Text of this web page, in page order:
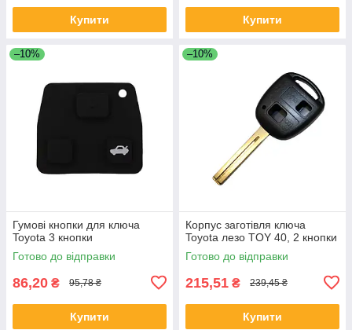
Купити Купити
–10%
Гумові кнопки для ключа
Toyota 3 кнопки
Готово до відправки
86,20 ₴ 95,78 ₴
Купити
–10%
Корпус заготівля ключа
Toyota лезо TOY 40, 2 кнопки
Готово до відправки
215,51 ₴ 239,45 ₴
Купити